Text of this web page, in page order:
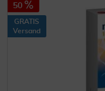
50
GRATIS
Versand